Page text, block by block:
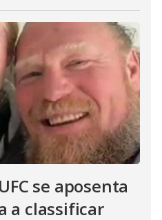
se aposenta
a classificar